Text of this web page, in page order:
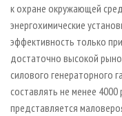
к охране окружающей
энергохимические
эффективность только
достаточно высокой
силового генераторного
составлять не менее
представляется